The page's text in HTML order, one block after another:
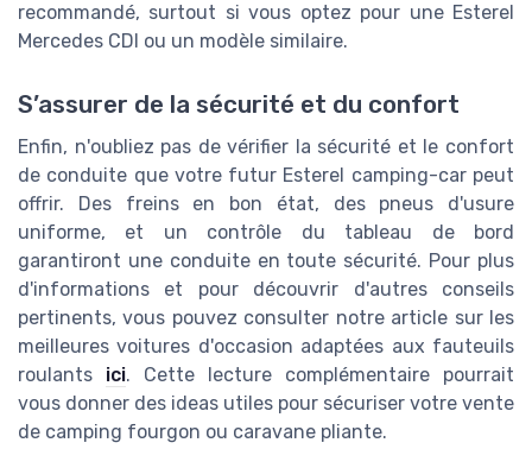
recommandé, surtout si vous optez pour une Esterel
Mercedes CDI ou un modèle similaire.
S’assurer de la sécurité et du confort
Enfin, n'oubliez pas de vérifier la sécurité et le confort
de conduite que votre futur Esterel camping-car peut
offrir. Des freins en bon état, des pneus d'usure
uniforme, et un contrôle du tableau de bord
garantiront une conduite en toute sécurité. Pour plus
d'informations et pour découvrir d'autres conseils
pertinents, vous pouvez consulter notre article sur les
meilleures voitures d'occasion adaptées aux fauteuils
roulants ici. Cette lecture complémentaire pourrait
vous donner des ideas utiles pour sécuriser votre vente
de camping fourgon ou caravane pliante.